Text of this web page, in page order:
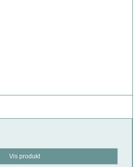
Vis produkt